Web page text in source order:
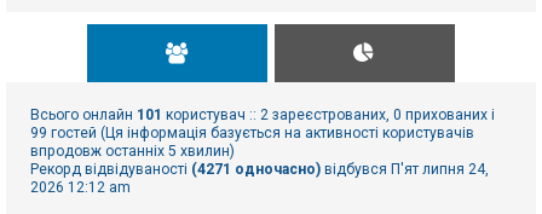
Всього онлайн 101 користувач :: 2 зареєстрованих, 0 прихованих і
99 гостей (Ця інформація базується на активності користувачів
впродовж останніх 5 хвилин)
Рекорд відвідуваності (4271 одночасно) відбувся П'ят липня 24,
2026 12:12 am